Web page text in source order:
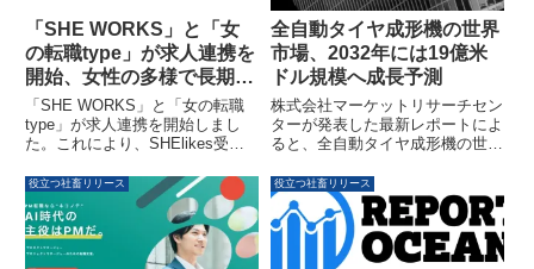
「SHE WORKS」と「女
の転職type」が求人連携を
開始、女性の多様で長期的
なキャリア形成を支援
「SHE WORKS」と「女の転職
type」が求人連携を開始しまし
た。これにより、SHElikes受講
ルを活かせる女性に特化したキャ
リア選択肢がさらに拡大され、女
性の多様で長期的なキャリア形成
が支援されます。
全自動タイヤ成形機の世界
市場、2032年には19億米
ドル規模へ成長予測
株式会社マーケットリサーチセン
ターが発表した最新レポートによ
ると、全自動タイヤ成形機の世界
ドルから2032年には19億300万米
ドルに成長すると予測されていま
す。この成長は、自動車生産の増
加や自動化技術の進展に支えられ
ています。
役立つ社畜リリース 役立つ社畜リリース